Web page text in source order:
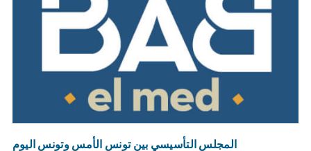
المجلس التأسيسي بين تونس الأمس وتونس اليوم